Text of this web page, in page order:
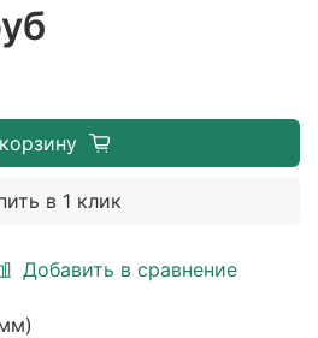
Добавить в сравнение
в 1 клик